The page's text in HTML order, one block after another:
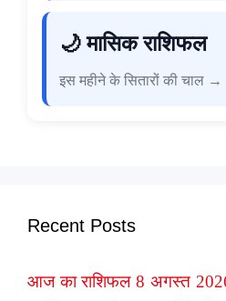
🌙 मासिक राशिफल
इस महीने के सितारों की चाल →
Recent Posts
आज का राशिफल 8 अगस्त